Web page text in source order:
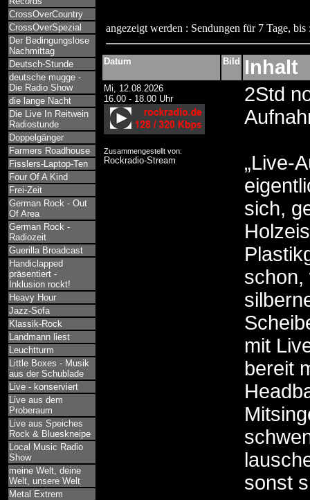
CrossOverCountry
CrossOverSpezial
Der Bedingungslose
Nachmittag
Deutsch-Stunde
deutsche mugge -
Die Radio Show
die lange Nacht
Die Live In Reitwein
Radiostunde
Doppelgänger
Farmers Roadhouse
Fisslers-Laptop-Ten
Four Of A Kind
Frei-Zeit
German Rock - Out
Of Area
German Rock -
Radiozeit
Guerilla Broadcast
Handiclapped
präsentiert -
Inklusion rockt!
Heavy Hour
Jazz-Sofa
Klassik-Rock
Landmann liest
Leuchtturm
Little Boxes - Musik
aus der Schublade
Live - konserviert
Live aus dem
Proberaum
Live aus Speiches
Rock & Blueskneipe
Local Music Radio
Show
meine Welt, deine
Welt, unsere Welt
Metal Extrem
angezeigt werden : Sendungen für 7 Tage, bis
Datum Bild Inhalt
Mi, 12.08.2026
16.00 - 18.00 Uhr
Zusammengestellt von:
Rockradio-Stream
2Std
„Live-
sich,
schon,
mit
bereit
sonst s